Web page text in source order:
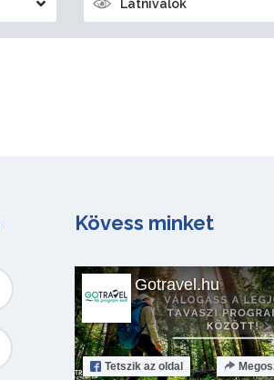
Látnivalók
Kövess minket
Gotravel.hu
Tetszik az oldal